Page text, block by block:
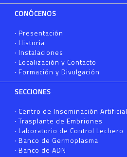
CONÓCENOS
· Presentación
· Historia
· Instalaciones
· Localización y Contacto
· Formación y Divulgación
SECCIONES
· Centro de Inseminación Artificial
· Trasplante de Embriones
· Laboratorio de Control Lechero
· Banco de Germoplasma
· Banco de ADN